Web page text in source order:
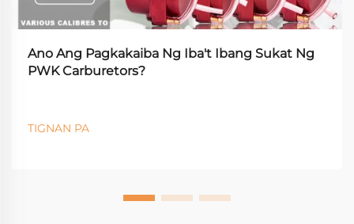
Ano Ang Pagkakaiba Ng Iba't Ibang Sukat Ng
PWK Carburetors?
TIGNAN PA